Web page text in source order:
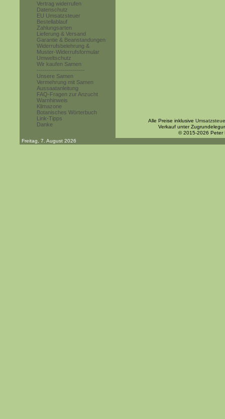
Vertrag widerrufen
Datenschutz
EU Umsatzsteuer
Bestellablauf
Zahlungsarten
Lieferung & Versand
Garantie & Beanstandungen
Widerrufsbelehrung &
Muster-Widerrufsformular
Umweltschutz
Wir kaufen Samen
------------------------
Unsere Samen
Vermehrung mit Samen
Aussaatanleitung
FAQ-Fragen zur Anzucht
Warnhinweis
Klimazone
Botanisches Wörterbuch
Link-Tipps
Danke
Alle Preise inklusive
Verkauf unter
© 2015-2026 Peter
Freitag, 7. August 2026